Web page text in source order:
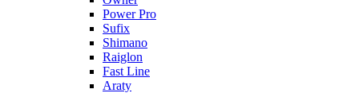
Power Pro
Sufix
Shimano
Raiglon
Fast Line
Araty